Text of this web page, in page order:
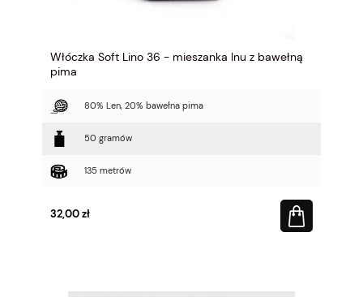
Włóczka Soft Lino 36 - mieszanka lnu z bawełną
pima
80% Len, 20% bawełna pima
50 gramów
135 metrów
32,00 zł